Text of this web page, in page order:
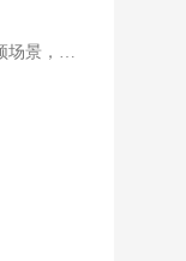
本规范适用于在视频号视频场景，视频号用户利用本功能发布营销信息，包括但不限于视频号头像、昵称、简介、视频内容、评论、背景音乐、添加的描述（含话题）、参与或发起的活动、添加的链接、私信等。